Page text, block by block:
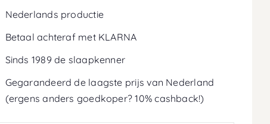
Nederlands productie
Betaal achteraf met KLARNA
Sinds 1989 de slaapkenner
Gegarandeerd de laagste prijs van Nederland
(ergens anders goedkoper? 10% cashback!)